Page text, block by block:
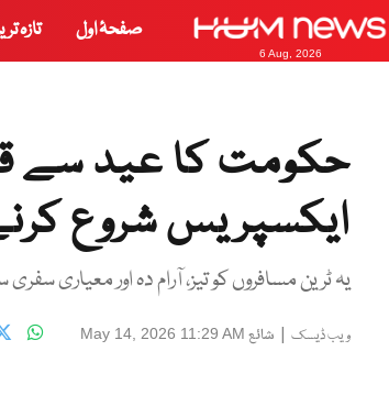
6 Aug, 2026
صفحۂ اول تازہ
حکومت کا عید سے
ایکسپریس شروع
یہ ٹرین مسافروں کو تیز، آرام دہ اور معیاری
ویب ڈیسک | شائع May 14, 2026 11:29 AM